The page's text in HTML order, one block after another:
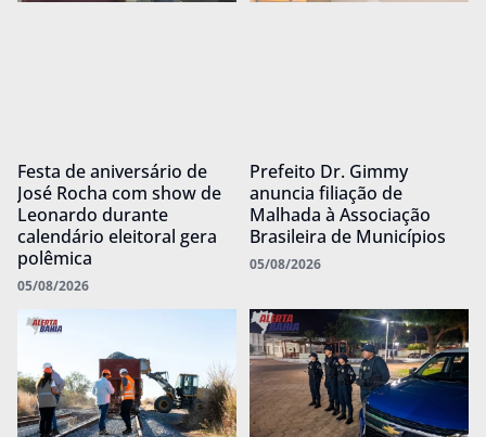
Festa de aniversário de
José Rocha com show de
Leonardo durante
calendário eleitoral gera
polêmica
05/08/2026
Prefeito Dr. Gimmy
anuncia filiação de
Malhada à Associação
Brasileira de Municípios
05/08/2026